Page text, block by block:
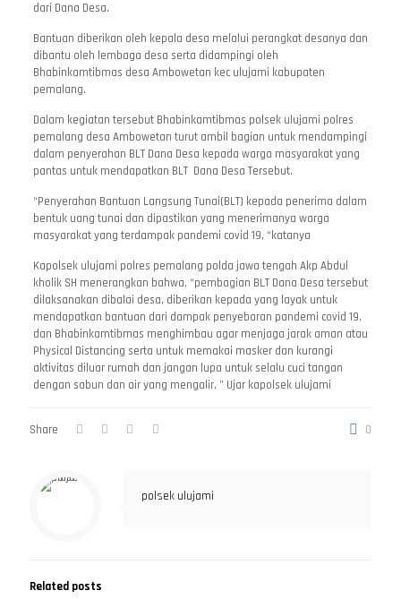
dari Dana Desa.
Bantuan diberikan oleh kepala desa melalui perangkat desanya dan
dibantu oleh lembaga desa serta didampingi oleh
Bhabinkamtibmas desa Ambowetan kec ulujami kabupaten
pemalang.
Dalam kegiatan tersebut Bhabinkamtibmas polsek ulujami polres
pemalang desa Ambowetan turut ambil bagian untuk mendampingi
dalam penyerahan BLT Dana Desa kepada warga masyarakat yang
pantas untuk mendapatkan BLT Dana Desa Tersebut.
“Penyerahan Bantuan Langsung Tunai(BLT) kepada penerima dalam
bentuk uang tunai dan dipastikan yang menerimanya warga
masyarakat yang terdampak pandemi covid 19, “katanya
Kapolsek ulujami polres pemalang polda jawa tengah Akp Abdul
kholik SH menerangkan bahwa, “pembagian BLT Dana Desa tersebut
dilaksanakan dibalai desa, diberikan kepada yang layak untuk
mendapatkan bantuan dari dampak penyebaran pandemi covid 19,
dan Bhabinkamtibmas menghimbau agar menjaga jarak aman atau
Physical Distancing serta untuk memakai masker dan kurangi
aktivitas diluar rumah dan jangan lupa untuk selalu cuci tangan
dengan sabun dan air yang mengalir, ” Ujar kapolsek ulujami
Share 0
polsek ulujami
Related posts